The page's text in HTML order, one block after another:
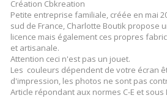
Création Cbkreation
Petite entreprise familiale, créée en mai
sud de France, Charlotte Boutik propose
licence mais également ces propres
et artisanale.
Attention ceci n'est pas un jouet.
Les couleurs dépendent de votre écran
d'impression, les photos ne sont pas
Article répondant aux normes C-E et sous